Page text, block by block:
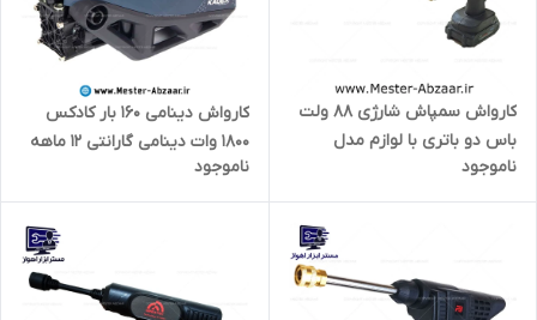
کارواش سمپاش شارژی 88 ولت
باس دو باتری با لوازم مدل
BOSS 88VF
ناموجود
کارواش دینامی 160 بار کادکس
1800 وات دینامی گارانتی 12 ماهه
با لوازم برند KADEX K33160
ناموجود